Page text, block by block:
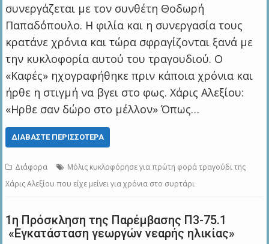
συνεργάζεται με τον συνθέτη Θοδωρή
Παπαδόπουλο. Η φιλία και η συνεργασία τους
κρατάνε χρόνια και τώρα σφραγίζονται ξανά με
την κυκλοφορία αυτού του τραγουδιού. Ο
«Καφές» ηχογραφήθηκε πριν κάποια χρόνια και
ήρθε η στιγμή να βγει στο φως. Χάρις Αλεξίου:
«Ηρθε σαν δώρο στο μέλλον» Όπως…
ΔΙΑΒΆΣΤΕ ΠΕΡΙΣΣΌΤΕΡΑ
Διάφορα
Μόλις κυκλοφόρησε για πρώτη φορά τραγούδι της
Χάρις Αλεξίου που είχε μείνει για χρόνια στο συρτάρι
1η Πρόσκληση της Παρέμβασης Π3-75.1
«Εγκατάσταση γεωργών νεαρής ηλικίας»